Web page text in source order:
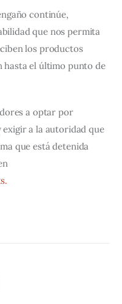
continúe,
que nos permita
los productos
hasta el último punto de
a optar por
a la autoridad que
que está detenida